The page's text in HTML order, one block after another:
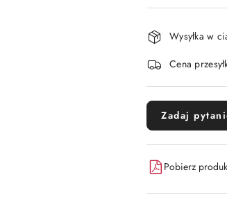
i
dostawa
Wysyłka w
Cena
Zadaj
Pobierz